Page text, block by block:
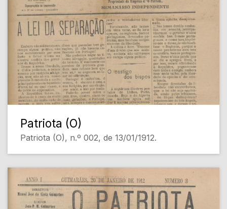
Patriota (O)
Patriota (O), n.º 002, de 13/01/1912.